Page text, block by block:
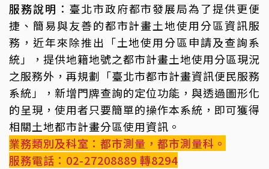
服務說明 ：臺北市政府都市發展局為了提供更便
捷、簡易與友善的都市計畫土地使用分區資訊服
務，近年來除推出「土地使用分區申請及查詢系
統」，提供地籍地號之都市計畫土地使用分區現況
之服務外，再規劃「臺北市都市計畫資訊便民服務
系統」，新增門牌查詢的定位功能，與透過圖形化
的呈現，使用者只要簡單的操作本系統，即可獲得
相關土地都市計畫分區使用資訊。
業務類別及科室：都市測量，都市測量科。
服務電話：02-27208889 轉8294